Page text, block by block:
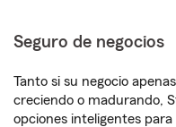
Seguro de negocios
Tanto si su negocio
creciendo o madurando,
opciones inteligentes